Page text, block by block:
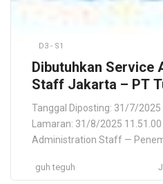
D3 - S1
Dibutuhkan Service
Staff Jakarta – PT
(Deadline 31
Sekarang
Tanggal Diposting: 31/7/2025
Lamaran: 31/8/2025
Administration Staff —
penyedia kendaraan
guh teguh